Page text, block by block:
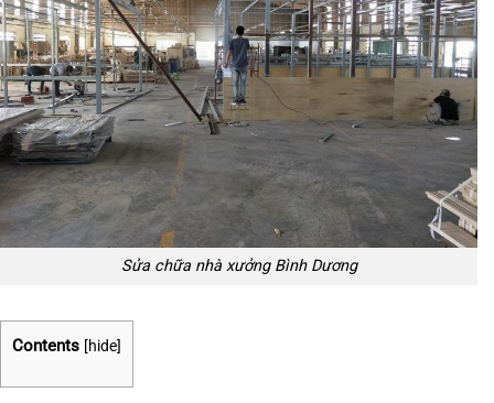
Sửa chữa nhà xưởng Bình Dương
Contents [hide]